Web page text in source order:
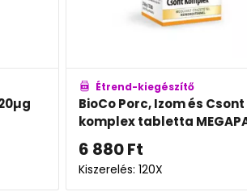
Étrend-kiegészítő
BioCo Porc, Izom és Csont
komplex tabletta
6 880Ft
Kiszerelés: 120X